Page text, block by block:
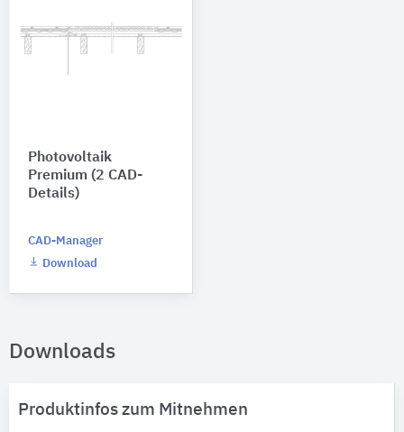
Photovoltaik
Premium (2 CAD-
Details)
CAD-Manager
Download
Downloads
Produktinfos zum Mitnehmen